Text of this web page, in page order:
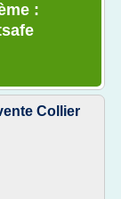
:
Collier